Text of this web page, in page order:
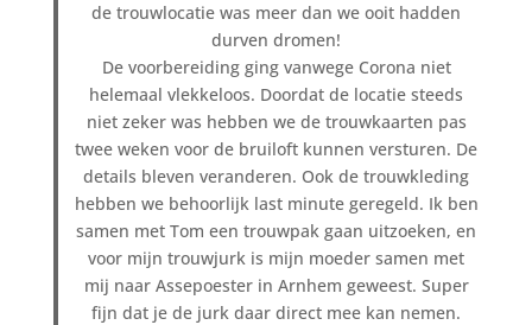
de trouwlocatie was meer dan we ooit hadden
durven dromen!
De voorbereiding ging vanwege Corona niet
helemaal vlekkeloos. Doordat de locatie steeds
niet zeker was hebben we de trouwkaarten pas
twee weken voor de bruiloft kunnen versturen. De
details bleven veranderen. Ook de trouwkleding
hebben we behoorlijk last minute geregeld. Ik ben
samen met Tom een trouwpak gaan uitzoeken, en
voor mijn trouwjurk is mijn moeder samen met
mij naar Assepoester in Arnhem geweest. Super
fijn dat je de jurk daar direct mee kan nemen.